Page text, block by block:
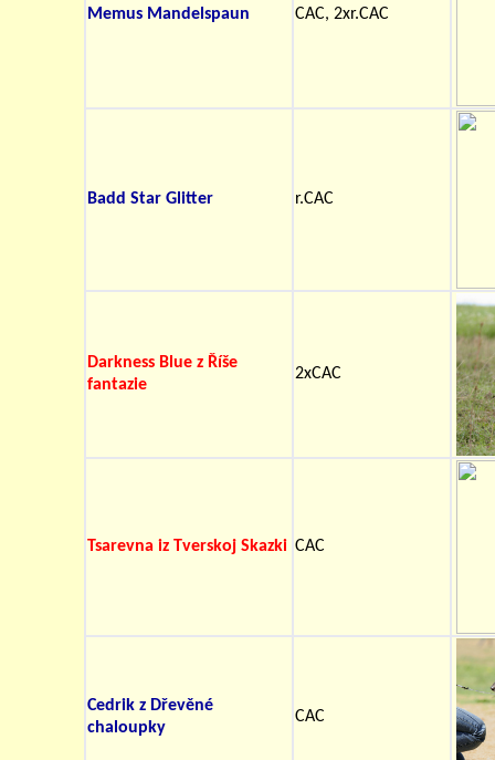
Memus Mandelspaun CAC, 2xr.CAC
Badd Star Glitter r.CAC
Darkness Blue z Říše
fantazie
2xCAC
Tsarevna iz Tverskoj Skazki CAC
Cedrik z Dřevěné
chaloupky
CAC